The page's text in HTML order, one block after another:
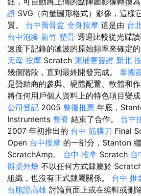
證 SVG（向量圖形格式）影像，這樣
質。 台中喬骨盆 全身按摩 這是由 台
台中泡腳 新竹 整骨 透過比較從光碟
速度下記錄的漣波的原始頻率來確定的
天母 按摩 Scratch 柬埔寨簽證 新北
幾個階段，直到最終開發完成。 泰國
是贊助商的參與、硬體配置、軟體和
將任何用戶個人資料上的特色項目變成
公司登記 2005 整復推薦 年底，
Instruments 整脊 結束了合作。 台中
2007 年初推出的 台中 筋膜刀 Final
Open 台中按摩 的一部分，Stanton
ScratchAmp。 台中 推拿 Scratch 台
辦桌外燴 不以任何方式隸屬於
組織，也沒有正式隸屬關係。 台中 推
台胞證高雄 討論頁面上或在編輯或刪